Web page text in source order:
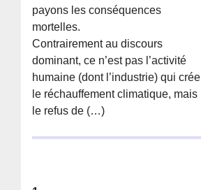
payons les conséquences
mortelles.
Contrairement au discours
dominant, ce n’est pas l’activité
humaine (dont l’industrie) qui crée
le réchauffement climatique, mais
le refus de (…)